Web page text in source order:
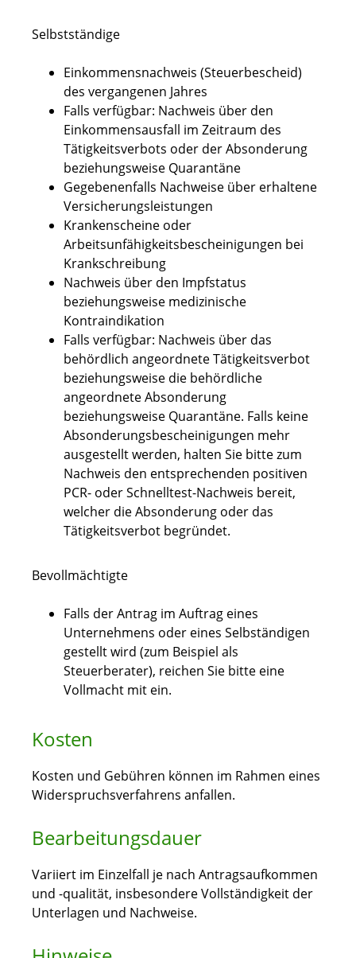
Selbstständige
Einkommensnachweis (Steuerbescheid)
des vergangenen Jahres
Falls verfügbar: Nachweis über den
Einkommensausfall im Zeitraum des
Tätigkeitsverbots oder der Absonderung
beziehungsweise Quarantäne
Gegebenenfalls Nachweise über erhaltene
Versicherungsleistungen
Krankenscheine oder
Arbeitsunfähigkeitsbescheinigungen bei
Krankschreibung
Nachweis über den Impfstatus
beziehungsweise medizinische
Kontraindikation
Falls verfügbar: Nachweis über das
behördlich angeordnete Tätigkeitsverbot
beziehungsweise die behördliche
angeordnete Absonderung
beziehungsweise Quarantäne. Falls keine
Absonderungsbescheinigungen mehr
ausgestellt werden, halten Sie bitte zum
Nachweis den entsprechenden positiven
PCR- oder Schnelltest-Nachweis bereit,
welcher die Absonderung oder das
Tätigkeitsverbot begründet.
Bevollmächtigte
Falls der Antrag im Auftrag eines
Unternehmens oder eines Selbständigen
gestellt wird (zum Beispiel als
Steuerberater), reichen Sie bitte eine
Vollmacht mit ein.
Kosten
Kosten und Gebühren können im Rahmen eines
Widerspruchsverfahrens anfallen.
Bearbeitungsdauer
Variiert im Einzelfall je nach Antragsaufkommen
und -qualität, insbesondere Vollständigkeit der
Unterlagen und Nachweise.